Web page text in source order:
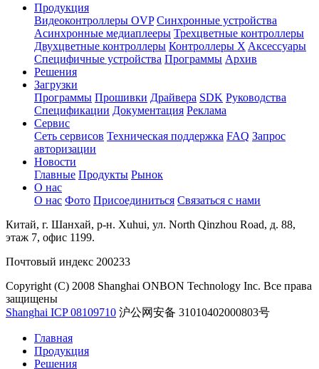
Продукция
Видеоконтроллеры OVP Синхронные устройства
Асинхронные медиаплееры Трехцветные контроллеры
Двухцветные контроллеры Контроллеры X Aксессуары
Специфичные устройства Программы Архив
Решения
Загрузки
Программы Прошивки Драйвера SDK Руководства
Спецификации Документация Реклама
Сервис
Сеть сервисов Техническая поддержка FAQ Запрос
авторизации
Новости
Главные Продукты Рынок
О нас
О нас Фото Присоединиться Связаться с нами
Китай, г. Шанхай, р-н. Xuhui, ул. North Qinzhou Road, д. 88,
этаж 7, офис 1199.
Почтовый индекс 200233
Copyright (C) 2008 Shanghai ONBON Technology Inc. Все права
защищены
Shanghai ICP 08109710 沪公网安备 31010402000803号
Главная
Продукция
Решения